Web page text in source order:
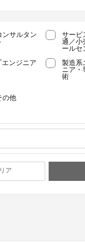
ンサルタン サービ
通／小
ールセ
エンジニア 製造系
ニア・
術
の他
ア